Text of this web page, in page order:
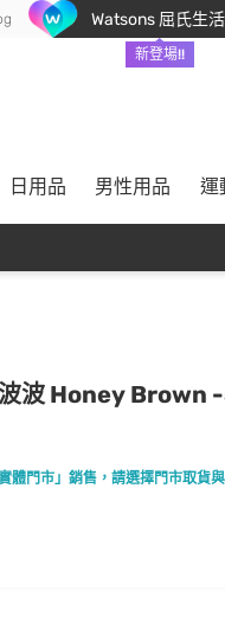
Watsons 屈氏生活
新登場!!
日用品 男性用品 運
波 Honey Brown
體門市」銷售，請選擇門市取貨與